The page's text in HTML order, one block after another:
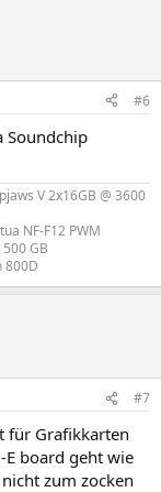
#6
Soundchip
V 2x16GB @ 3600
NF-F12 PWM
GB
800D​
#7
für Grafikkarten
board geht wie
zum zocken